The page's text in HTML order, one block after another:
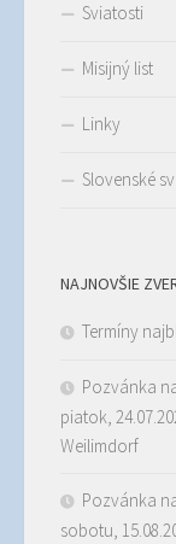
Sviatosti
Misijný list
Linky
Slovenské
NAJNOVŠIE
Termíny
Pozvánka
piatok,
Weilimdorf
Pozvánka
sobotu,